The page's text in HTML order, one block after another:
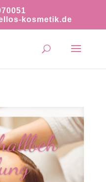
kosmetik.de